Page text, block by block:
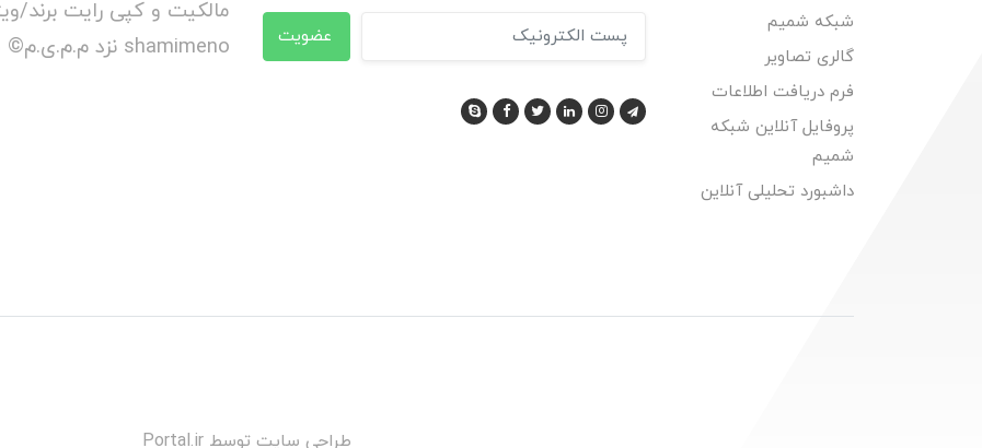
شبکه شمیم
گالری تصاویر
فرم دریافت اطلاعات
پروفایل آنلاین شبکه
شمیم
داشبورد تحلیلی آنلاین
عضویت
shamimeno نزد م.م.ی.م© محفوظ است.
طراحی سایت توسطPortal.ir